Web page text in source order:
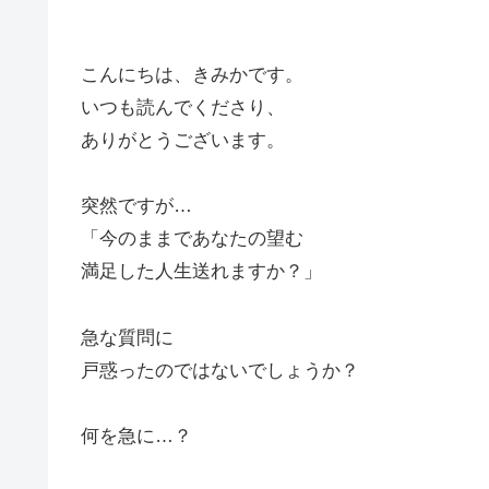
こんにちは、きみかです。
いつも読んでくださり、
ありがとうございます。
突然ですが…
「今のままであなたの望む
満足した人生送れますか？」
急な質問に
戸惑ったのではないでしょうか？
何を急に…？